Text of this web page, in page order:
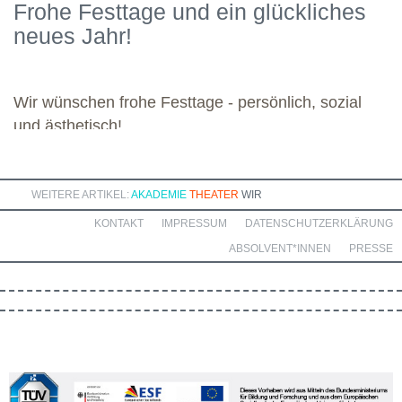
kommenden Module. Günther wünscht allen weiteren
Dozierenden viel Freude bei ihren Modulen sowie eine ebenso
Frohe Festtage und ein glückliches
neues Jahr!
Wir wünschen frohe Festtage - persönlich, sozial
und ästhetisch!
WEITERE ARTIKEL: AKADEMIE THEATER WIR
DATENSCHUTZERKLÄRUNG
IMPRESSUM
KONTAKT
PRESSE
ABSOLVENT*INNEN